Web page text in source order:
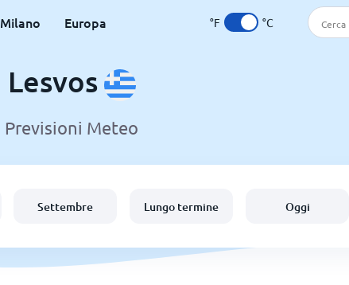
Milano Europa °F °C
Lesvos
Previsioni Meteo
Settembre Lungo termine Oggi